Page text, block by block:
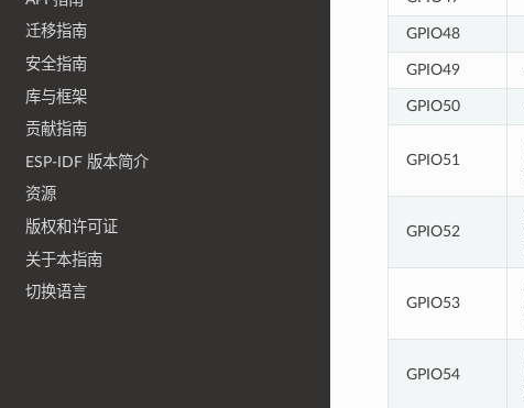
迁移指南
安全指南
库与框架
贡献指南
ESP-IDF 版本简介
资源
版权和许可证
关于本指南
切换语言
GPIO48
GPIO49
GPIO50
GPIO51
GPIO52
GPIO53
GPIO54